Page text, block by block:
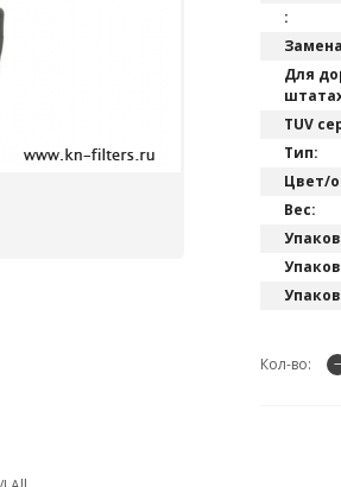
:
Для
TUV
Тип:
Цвет/
Вес:
Кол-во: −